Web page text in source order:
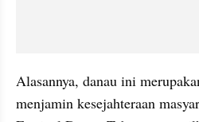
Alasannya, danau ini
menjamin kesejahteraan